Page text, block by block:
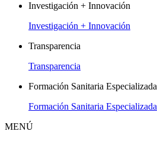
Investigación + Innovación
Investigación + Innovación
Transparencia
Transparencia
Formación Sanitaria Especializada
Formación Sanitaria Especializada
MENÚ